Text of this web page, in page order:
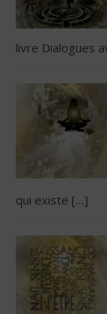
livre Dialogues
qui existe […]